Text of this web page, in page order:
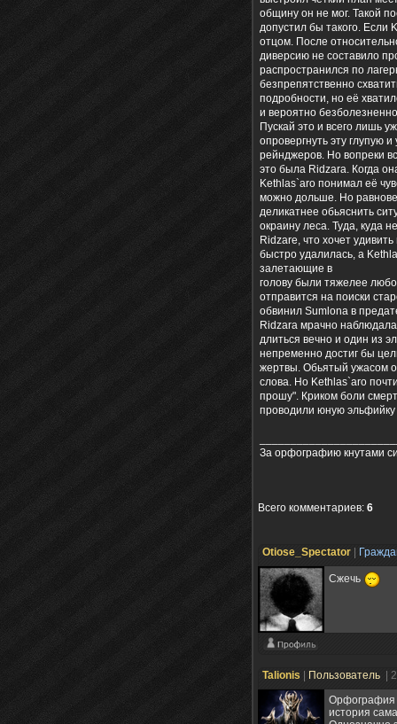
общину он не мог. Такой
допустил бы такого. Если
отцом. После
диверсию не составило
распространился по
безпрепятственно
подробности, но её
и вероятно
Пускай это и всего лишь
опровергнуть эту глупую
рейнджеров. Но вопреки
это была Ridzara. Когда
Kethlas`aro понимал её
можно дольше. Но
деликатнее обьяснить
окраину леса. Туда, куда
Ridzare, что хочет
быстро удалилась, а
залетающие в
голову были тяжелее
отправится на поиски
обвинил Sumlona в
Ridzara мрачно
длиться вечно и один из
непременно достиг бы
жертвы. Обьятый ужасом
слова. Но Kethlas`aro
прошу". Криком боли
проводили юную эльфийку
За орфографию кнутами
Всего комментариев: 6
Otiose_Spectator
Сжечь
Talionis Пользователь
|
Орфография
история